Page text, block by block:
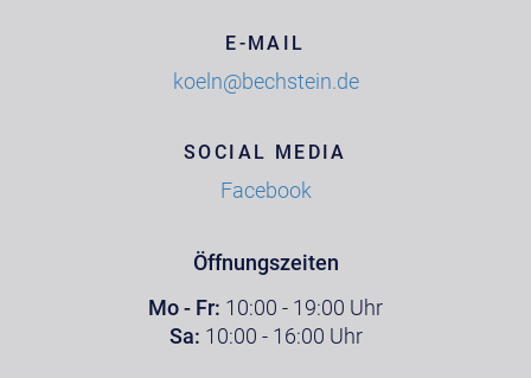
E-MAIL
koeln@bechstein.de
SOCIAL MEDIA
Facebook
Öffnungszeiten
Mo - Fr: 10:00 - 19:00 Uhr
Sa: 10:00 - 16:00 Uhr